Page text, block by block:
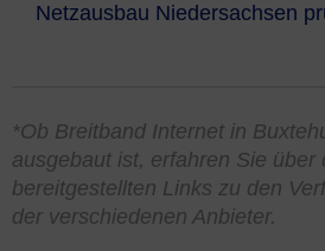
Netzausbau Niedersachsen
*Ob Breitband Internet in
ausgebaut ist, erfahren Sie über
bereitgestellten Links zu den
der verschiedenen Anbieter.